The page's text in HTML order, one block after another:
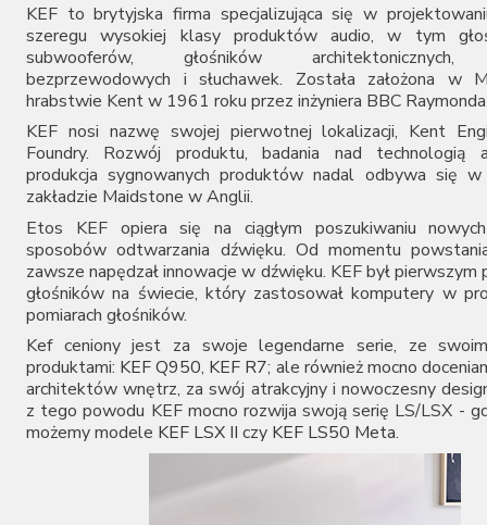
KEF to brytyjska firma specjalizująca się w
szeregu wysokiej klasy produktów audio, w tym
subwooferów, głośników architektonicznych,
bezprzewodowych i słuchawek. Została założona w
hrabstwie Kent w 1961 roku przez inżyniera BBC
KEF nosi nazwę swojej pierwotnej lokalizacji, Kent
Foundry. Rozwój produktu, badania nad technologią
produkcja sygnowanych produktów nadal odbywa się
zakładzie Maidstone w Anglii.
Etos KEF opiera się na ciągłym poszukiwaniu
sposobów odtwarzania dźwięku. Od momentu
zawsze napędzał innowacje w dźwięku. KEF był pierwszym
głośników na świecie, który zastosował komputery w
pomiarach głośników.
Kef ceniony jest za swoje legendarne serie, ze
produktami: KEF Q950, KEF R7; ale również mocno
architektów wnętrz, za swój atrakcyjny i nowoczesny
z tego powodu KEF mocno rozwija swoją serię LS/LSX -
możemy modele KEF LSX II czy KEF LS50 Meta.